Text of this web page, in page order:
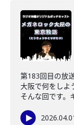
第183回目の放
大阪で何をしよ
そんな回です。